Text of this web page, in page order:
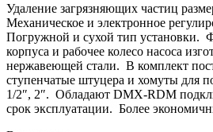
Удаление загрязняющих частиц
Механическое и электронное
Погружной и сухой тип установки.
корпуса и рабочее колесо насоса
нержавеющей стали. В комплект
ступенчатые штуцера и хомуты для
1/2″, 2″. Обладают DMX-RDM
срок эксплуатации. Более